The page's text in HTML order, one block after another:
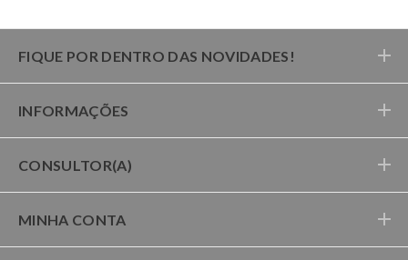
FIQUE POR DENTRO DAS NOVIDADES!
INFORMAÇÕES
CONSULTOR(A)
MINHA CONTA